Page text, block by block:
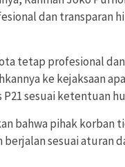
dan transparan
tetap profesional
ke kejaksaan
sesuai ketentuan
bahwa pihak
sesuai aturan